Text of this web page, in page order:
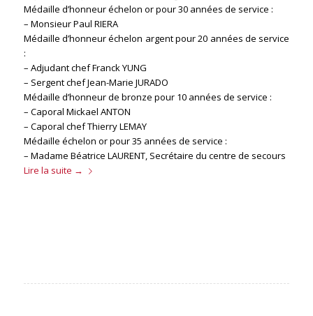
Médaille d’honneur échelon or pour 30 années de service :
– Monsieur Paul RIERA
Médaille d’honneur échelon argent pour 20 années de service
:
– Adjudant chef Franck YUNG
– Sergent chef Jean-Marie JURADO
Médaille d’honneur de bronze pour 10 années de service :
– Caporal Mickael ANTON
– Caporal chef Thierry LEMAY
Médaille échelon or pour 35 années de service :
– Madame Béatrice LAURENT, Secrétaire du centre de secours
Lire la suite →